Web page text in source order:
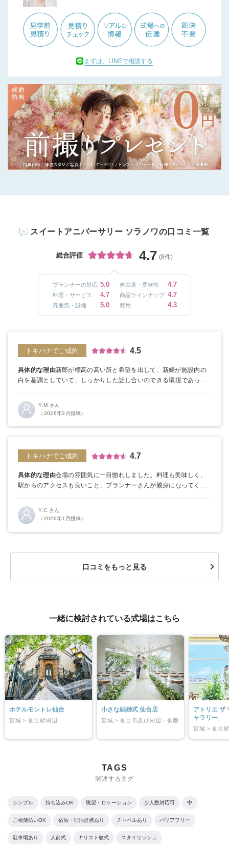
まずは、LINEで相談する
スイートアニバーサリー ソラノワの口コミ一覧
総合評価 4.7 (8件)
プランナーの対応 5.0 自由度・柔軟性 4.7
料理・サービス 4.7 商品ラインナップ 4.7
雰囲気・設備 5.0 費用 4.3
トキハナでご成約 4.5
具体的な理由新郎が標高の高い所と希望を出して、新婦が施設内の
白を基調としていて、しっかりした話し合いのできる環境であった
すが、条件で絞れた上に無理な勧誘もしない、式場に持ち込みオッ
ケーにしてくださっていたのですごくよかったです。
Y.M さん
（2026年3月投稿）
トキハナでご成約 4.7
具体的な理由会場の雰囲気に一目惚れしました。 料理も美味しく、
駅からのアクセスも良いこと、プランナーさんが親身になってくだ
ど、広告に出てくる特典以外にも、様々な割引をしていただき大変
ありがたかったです。
Y.C さん
（2026年1月投稿）
口コミをもっと見る
一緒に検討されている式場はこちら
ホテルモントレ仙台
宮城 > 仙台駅周辺
小さな結婚式 仙台店
宮城 > 仙台市及び周辺・仙南
アトリエ ザ
ャラリー
宮城 > 仙台
TAGS
関連するタグ
シンプル 持ち込みOK 眺望・ロケーション 少人数対応可 中
ご祝儀払いOK 宿泊・宿泊提携あり チャペルあり バリアフリー
駐車場あり 人前式 キリスト教式 スタイリッシュ